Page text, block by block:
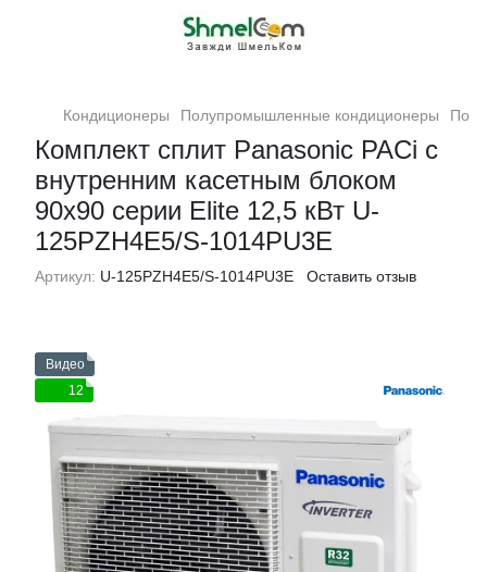
Кондиционеры Полупромышленные кондиционеры
Комплект сплит Panasonic PACi с
внутренним касетным блоком
90х90 серии Elite 12,5 кВт U-
125PZH4E5/S-1014PU3E
Артикул: U-125PZH4E5/S-1014PU3E Оставить отзыв
Видео
12